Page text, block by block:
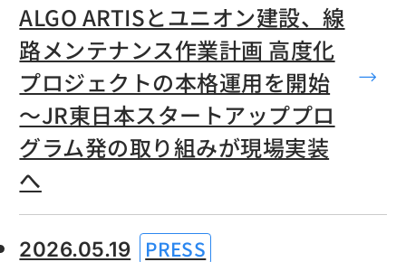
ALGO ARTISとユニオン建設、線
路メンテナンス作業計画 高度化
プロジェクトの本格運用を開始
〜JR東日本スタートアッププロ
グラム発の取り組みが現場実装
へ
2026.05.19 PRESS